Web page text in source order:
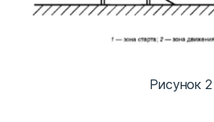
Рисунок 2